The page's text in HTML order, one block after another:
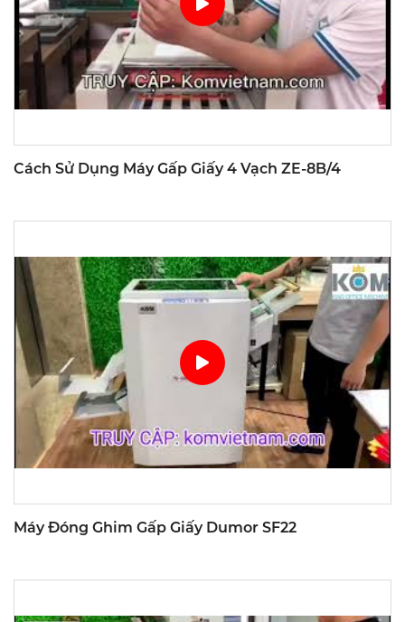
Cách Sử Dụng Máy Gấp Giấy 4 Vạch ZE-8B/4
Máy Đóng Ghim Gấp Giấy Dumor SF22